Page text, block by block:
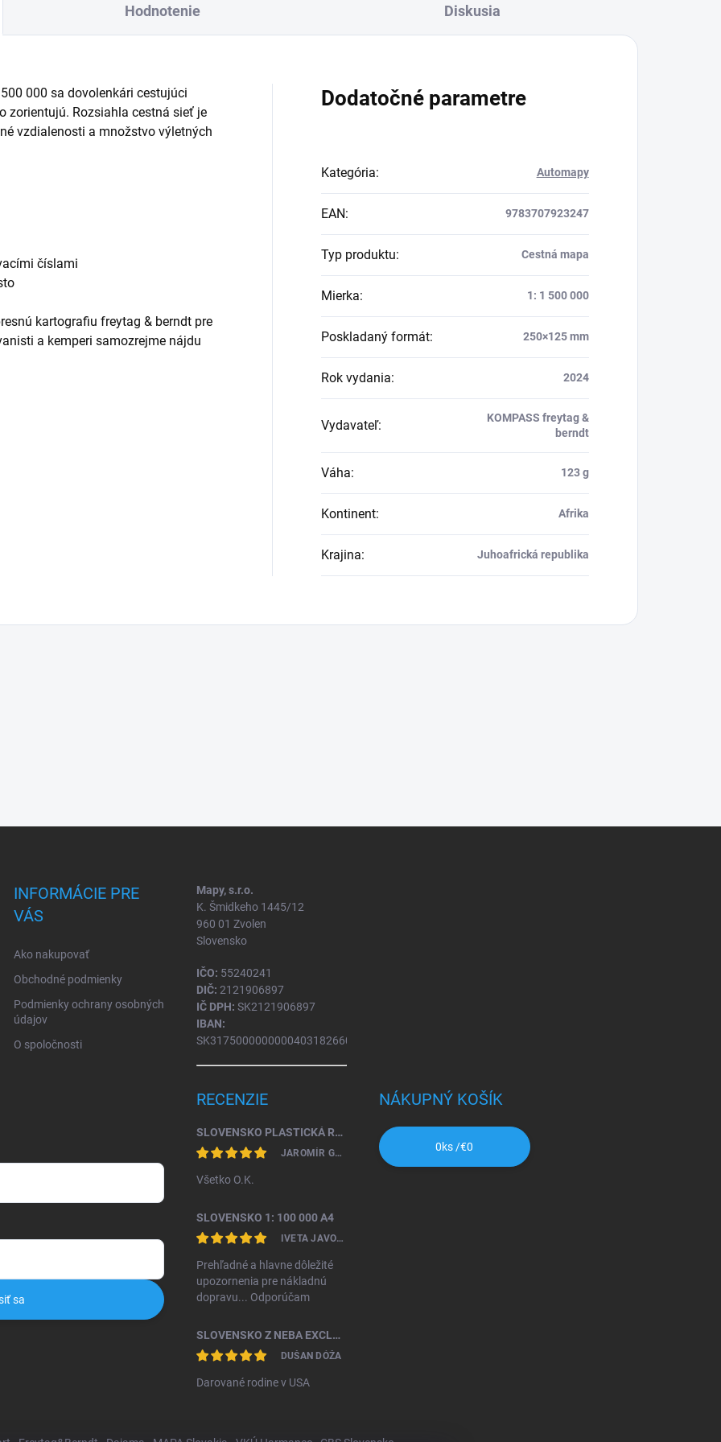
Hodnotenie Diskusia
000 sa dovolenkári cestujúci
zorientujú. Rozsiahla cestná sieť je
vzdialenosti a množstvo výletných
číslami
kartografiu freytag & berndt pre
a kemperi samozrejme nájdu
Dodatočné parametre
Kategória: Automapy
EAN: 9783707923247
Typ produktu: Cestná mapa
Mierka: 1: 1 500 000
Poskladaný formát: 250×125 mm
Rok vydania: 2024
Vydavateľ:
KOMPASS freytag &
berndt
Váha: 123 g
Kontinent: Afrika
Krajina: Juhoafrická republika
INFORMÁCIE PRE
VÁS
Ako nakupovať
Obchodné podmienky
Podmienky ochrany osobných
údajov
O spoločnosti
Mapy, s.r.o.
K. Šmidkeho 1445/12
960 01 Zvolen
Slovensko
IČO: 55240241
DIČ: 2121906897
IČ DPH: SK2121906897
IBAN:
SK31750000000004031826604
sa
RECENZIE
SLOVENSKO PLASTICKÁ RELIÉFNA MAPA 1: 450 000
JAROMÍR GAŽO
Všetko O.K.
SLOVENSKO 1: 100 000 A4
IVETA JAVORKOVÁ KAMHALOVÁ
Prehľadné a hlavne dôležité
upozornenia pre nákladnú
dopravu... Odporúčam
SLOVENSKO Z NEBA EXCLUSIVE II. VYDANIE
DUŠAN DÓŽA
Darované rodine v USA
NÁKUPNÝ KOŠÍK
0ks /€0